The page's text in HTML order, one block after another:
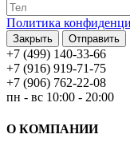
Политика
Закрыть Отправить
+7 (499) 140-33-66
+7 (916) 919-71-75
+7 (906) 762-22-08
пн - вс 10:00 - 20:00
О КОМПАНИИ